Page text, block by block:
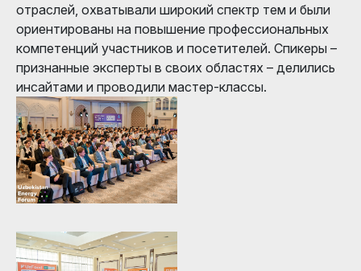
отраслей, охватывали широкий спектр тем и были
ориентированы на повышение профессиональных
компетенций участников и посетителей. Спикеры –
признанные эксперты в своих областях – делились
инсайтами и проводили мастер-классы.